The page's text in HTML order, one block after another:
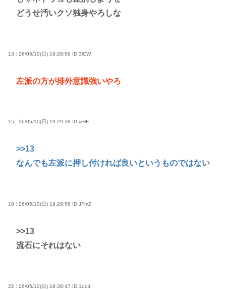
どうせ汚いクソ独身やろしな
13 : 26/05/10(日) 19:28:56 ID:3lCW
左派の方が排外意識強いやろ
15 : 26/05/10(日) 19:29:28 ID:izHF
>>13
なんでも左派に押し付ければ良いというものではない
18 : 26/05/10(日) 19:29:58 ID:JFmZ
>>13
流石にそれはない
22 : 26/05/10(日) 19:36:47 ID:1dq4